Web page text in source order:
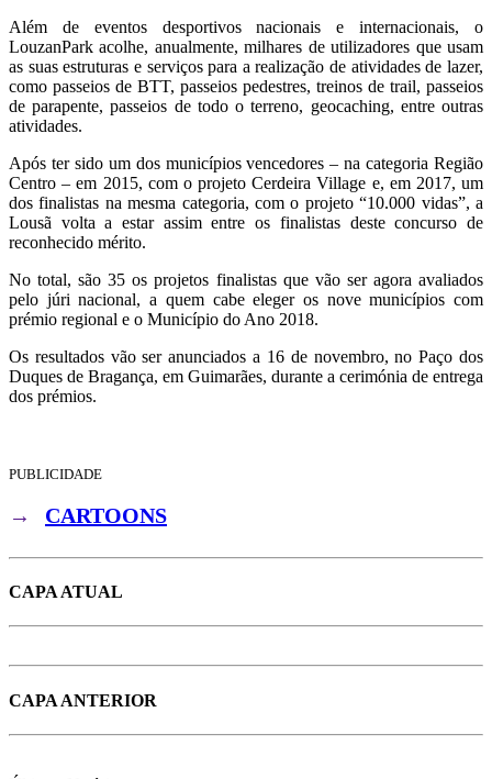
Além de eventos desportivos nacionais e internacionais, o
LouzanPark acolhe, anualmente, milhares de utilizadores que usam
as suas estruturas e serviços para a realização de atividades de lazer,
como passeios de BTT, passeios pedestres, treinos de trail, passeios
de parapente, passeios de todo o terreno, geocaching, entre outras
atividades.
Após ter sido um dos municípios vencedores – na categoria Região
Centro – em 2015, com o projeto Cerdeira Village e, em 2017, um
dos finalistas na mesma categoria, com o projeto “10.000 vidas”, a
Lousã volta a estar assim entre os finalistas deste concurso de
reconhecido mérito.
No total, são 35 os projetos finalistas que vão ser agora avaliados
pelo júri nacional, a quem cabe eleger os nove municípios com
prémio regional e o Município do Ano 2018.
Os resultados vão ser anunciados a 16 de novembro, no Paço dos
Duques de Bragança, em Guimarães, durante a cerimónia de entrega
dos prémios.
PUBLICIDADE
→ CARTOONS
CAPA ATUAL
CAPA ANTERIOR